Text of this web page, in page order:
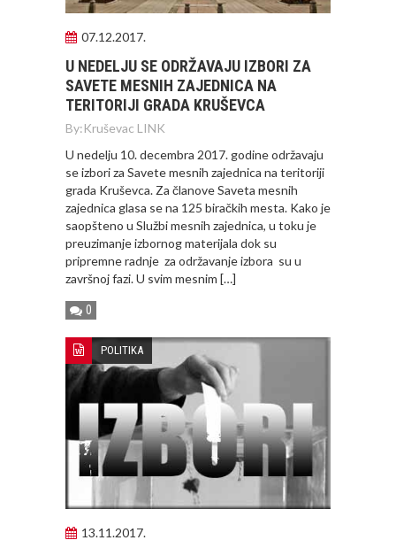
07.12.2017.
U NEDELJU SE ODRŽAVAJU IZBORI ZA
SAVETE MESNIH ZAJEDNICA NA
TERITORIJI GRADA KRUŠEVCA
By:Kruševac LINK
U nedelju 10. decembra 2017. godine održavaju
se izbori za Savete mesnih zajednica na teritoriji
grada Kruševca. Za članove Saveta mesnih
zajednica glasa se na 125 biračkih mesta. Kako je
saopšteno u Službi mesnih zajednica, u toku je
preuzimanje izbornog materijala dok su
pripremne radnje za održavanje izbora su u
završnoj fazi. U svim mesnim […]
0
POLITIKA
13.11.2017.